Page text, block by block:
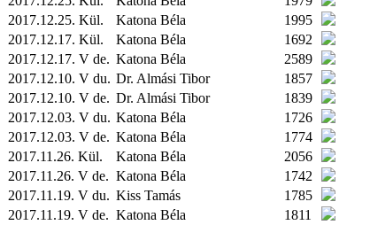
2017.12.25. Kül. Katona Béla
1995
2017.12.17. Kül. Katona Béla
1692
2017.12.17. V de. Katona Béla
2589
2017.12.10. V du. Dr. Almási Tibor
1857
2017.12.10. V de. Dr. Almási Tibor
1839
2017.12.03. V du. Katona Béla
1726
2017.12.03. V de. Katona Béla
1774
2017.11.26. Kül. Katona Béla
2056
2017.11.26. V de. Katona Béla
1742
2017.11.19. V du. Kiss Tamás
1785
2017.11.19. V de. Katona Béla
1811